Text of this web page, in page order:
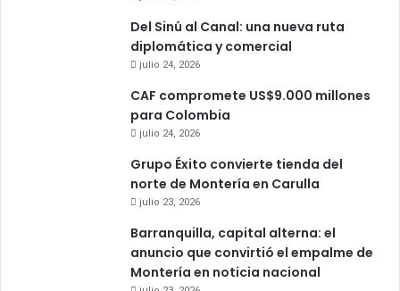
Del Sinú al Canal: una nueva ruta
diplomática y comercial
julio 24, 2026
CAF compromete US$9.000 millones
para Colombia
julio 24, 2026
Grupo Éxito convierte tienda del
norte de Montería en Carulla
julio 23, 2026
Barranquilla, capital alterna: el
anuncio que convirtió el empalme de
Montería en noticia nacional